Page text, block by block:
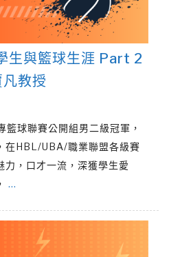
生與籃球生涯 Part 2
教授
球聯賽公開組男二級冠軍，
在HBL/UBA/職業聯盟各級賽
力，口才一流，深獲學生愛
…